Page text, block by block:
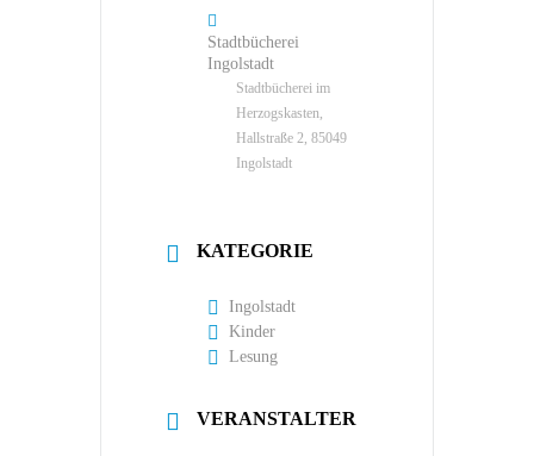
Stadtbücherei
Ingolstadt
Stadtbücherei im
Herzogskasten,
Hallstraße 2, 85049
Ingolstadt
KATEGORIE
Ingolstadt
Kinder
Lesung
VERANSTALTER